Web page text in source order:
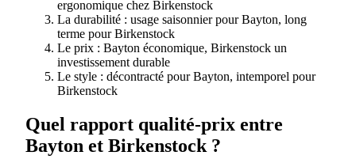
ergonomique chez Birkenstock
La durabilité : usage saisonnier pour Bayton, long
terme pour Birkenstock
Le prix : Bayton économique, Birkenstock un
investissement durable
Le style : décontracté pour Bayton, intemporel pour
Birkenstock
Quel rapport qualité-prix entre
Bayton et Birkenstock ?